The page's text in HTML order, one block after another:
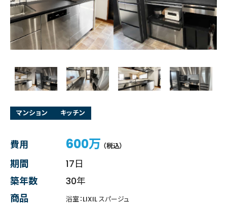
マンション キッチン
費用 600万 （税込）
期間
17日
築年数
30年
商品
浴室：LIXIL スパージュ